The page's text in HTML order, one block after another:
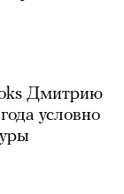
Дмитрию
условно